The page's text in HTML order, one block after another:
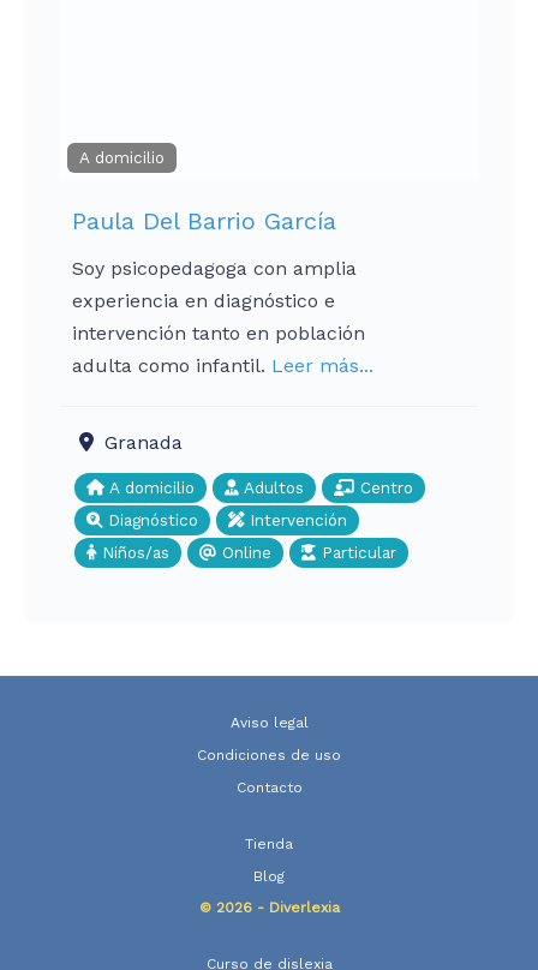
A domicilio
Paula Del Barrio García
Soy psicopedagoga con amplia
experiencia en diagnóstico e
intervención tanto en población
adulta como infantil. Leer más...
Granada
A domicilio Adultos
Centro
Diagnóstico
Intervención
Niños/as
Online Particular
Aviso legal
Condiciones de uso
Contacto
Tienda
Blog
© 2026 - Diverlexia
Curso de dislexia